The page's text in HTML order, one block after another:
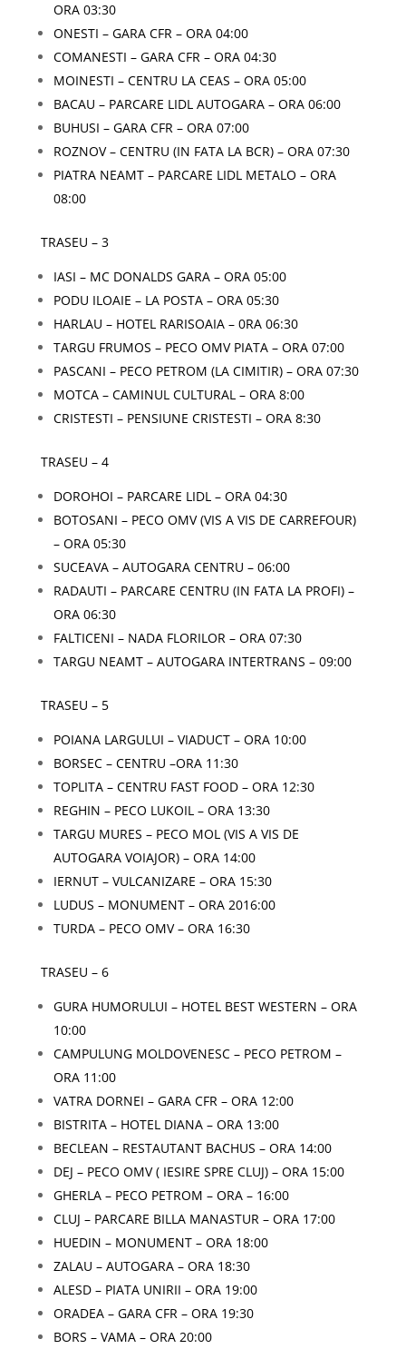
ORA 03:30
ONESTI – GARA CFR – ORA 04:00
COMANESTI – GARA CFR – ORA 04:30
MOINESTI – CENTRU LA CEAS – ORA 05:00
BACAU – PARCARE LIDL AUTOGARA – ORA 06:00
BUHUSI – GARA CFR – ORA 07:00
ROZNOV – CENTRU (IN FATA LA BCR) – ORA 07:30
PIATRA NEAMT – PARCARE LIDL METALO – ORA
08:00
TRASEU – 3
IASI – MC DONALDS GARA – ORA 05:00
PODU ILOAIE – LA POSTA – ORA 05:30
HARLAU – HOTEL RARISOAIA – 0RA 06:30
TARGU FRUMOS – PECO OMV PIATA – ORA 07:00
PASCANI – PECO PETROM (LA CIMITIR) – ORA 07:30
MOTCA – CAMINUL CULTURAL – ORA 8:00
CRISTESTI – PENSIUNE CRISTESTI – ORA 8:30
TRASEU – 4
DOROHOI – PARCARE LIDL – ORA 04:30
BOTOSANI – PECO OMV (VIS A VIS DE CARREFOUR)
– ORA 05:30
SUCEAVA – AUTOGARA CENTRU – 06:00
RADAUTI – PARCARE CENTRU (IN FATA LA PROFI) –
ORA 06:30
FALTICENI – NADA FLORILOR – ORA 07:30
TARGU NEAMT – AUTOGARA INTERTRANS – 09:00
TRASEU – 5
POIANA LARGULUI – VIADUCT – ORA 10:00
BORSEC – CENTRU –ORA 11:30
TOPLITA – CENTRU FAST FOOD – ORA 12:30
REGHIN – PECO LUKOIL – ORA 13:30
TARGU MURES – PECO MOL (VIS A VIS DE
AUTOGARA VOIAJOR) – ORA 14:00
IERNUT – VULCANIZARE – ORA 15:30
LUDUS – MONUMENT – ORA 2016:00
TURDA – PECO OMV – ORA 16:30
TRASEU – 6
GURA HUMORULUI – HOTEL BEST WESTERN – ORA
10:00
CAMPULUNG MOLDOVENESC – PECO PETROM –
ORA 11:00
VATRA DORNEI – GARA CFR – ORA 12:00
BISTRITA – HOTEL DIANA – ORA 13:00
BECLEAN – RESTAUTANT BACHUS – ORA 14:00
DEJ – PECO OMV ( IESIRE SPRE CLUJ) – ORA 15:00
GHERLA – PECO PETROM – ORA – 16:00
CLUJ – PARCARE BILLA MANASTUR – ORA 17:00
HUEDIN – MONUMENT – ORA 18:00
ZALAU – AUTOGARA – ORA 18:30
ALESD – PIATA UNIRII – ORA 19:00
ORADEA – GARA CFR – ORA 19:30
BORS – VAMA – ORA 20:00